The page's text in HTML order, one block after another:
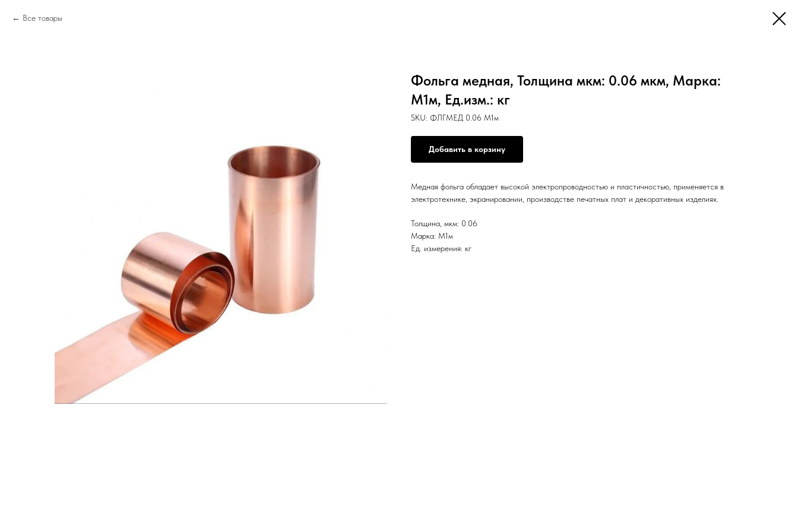
Все товары
Фольга медная, Толщина мкм: 0.06 мкм, Марка:
М1м, Ед.изм.: кг
SKU: ФЛГМЕД 0.06 М1м
Добавить в корзину
Медная фольга обладает высокой электропроводностью и пластичностью, применяется в
электротехнике, экранировании, производстве печатных плат и декоративных изделиях.
Толщина, мкм: 0.06
Марка: М1м
Ед. измерения: кг